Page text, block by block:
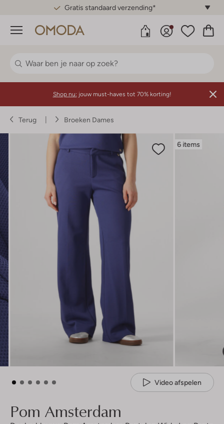
Gratis standaard verzending*
Menu
Shop nu: jouw must-haves tot 70% korting!
Terug Broeken Dames
6 items
Video afspelen
Pom Amsterdam